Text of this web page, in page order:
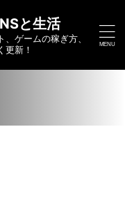
functions.php on
と生活
ゲームの稼ぎ方、
更新！